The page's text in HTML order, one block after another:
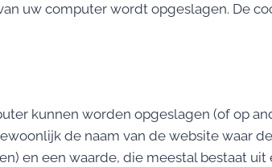
uw computer wordt opgeslagen. De
kunnen worden opgeslagen (of op
de naam van de website waar
en een waarde, die meestal bestaat